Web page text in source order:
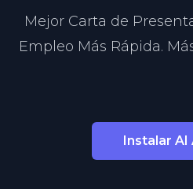
Mejor Carta de
Empleo Más Rápida.
Instalar